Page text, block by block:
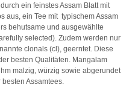
ein feinstes Assam Blatt mit
aus, ein Tee mit typischem Assam
behutsame und ausgewählte
selected). Zudem werden nur
clonals (cl), geerntet. Diese
besten Qualitäten. Mangalam
malzig, würzig sowie abgerundet
Assamtees.